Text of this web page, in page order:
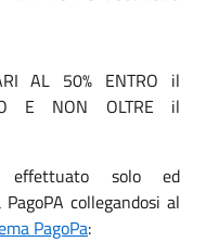
AL 50% ENTRO il
E NON OLTRE il
effettuato solo ed
collegandosi al
PagoPa: